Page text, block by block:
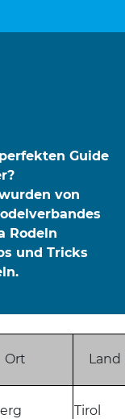
Guide
von
Rodeln
und Tricks
Ort Land
Tirol